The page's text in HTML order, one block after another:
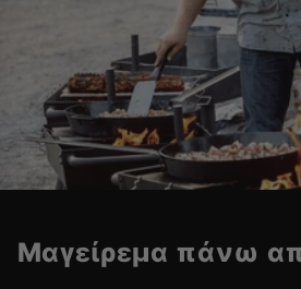
Μαγείρεμα πάνω